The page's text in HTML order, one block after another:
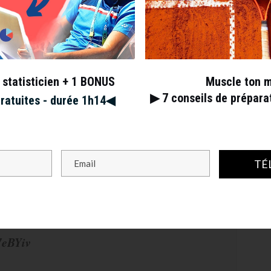
?#RolexParisMasters
+ 1 BONUS
- durée 1h14◀︎
Muscle ton
▶︎ 7 conseils de